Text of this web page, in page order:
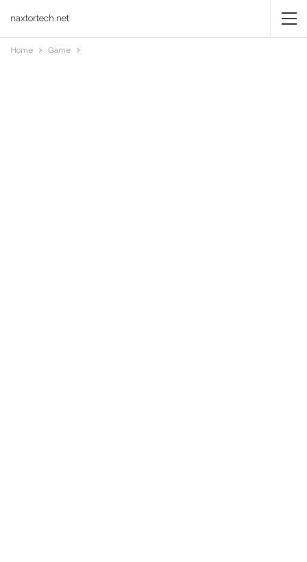
naxtortech.net
Home Game